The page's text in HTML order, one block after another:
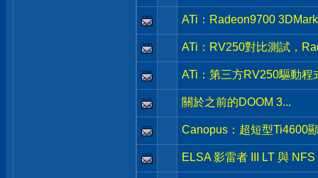
ATi：Radeon9700
ATi：RV250對比測試，
ATi：第三方RV250驅動程
關於之前的DOOM 3...
Canopus：超短型Ti4600
ELSA 影雷者 III LT 與